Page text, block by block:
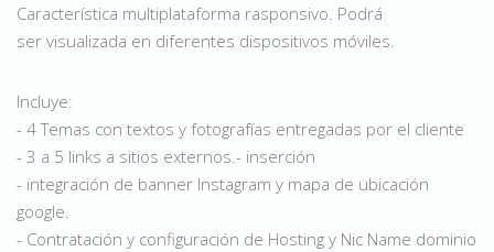
Característica multiplataforma rasponsivo. Podrá
ser visualizada en diferentes dispositivos móviles.
Incluye:
- 4 Temas con textos y fotografías entregadas por el cliente
- 3 a 5 links a sitios externos.- inserción
- integración de banner Instagram y mapa de ubicación
google.
- Contratación y configuración de Hosting y Nic Name dominio